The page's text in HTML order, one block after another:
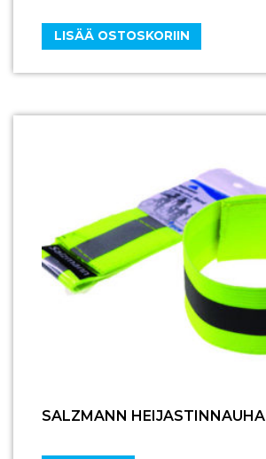
LISÄÄ OSTOSKORIIN
SALZMANN HEIJASTINNAUHA